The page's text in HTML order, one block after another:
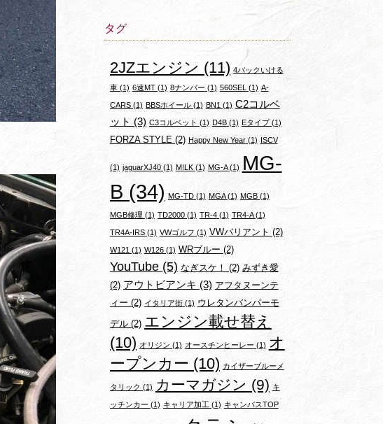
タグ
2JZエンジン (11) 4バックいける
車 (1) 6速MT(1) 8ナンバー (1) 560SEL (1) A-
CARS(1) BBSホイール(1) BN1 (1) C2コルベ
ット (3) C3コルベット (1) D4B(1) Eタイプ(1)
FORZA STYLE (2) Happy New Year(1) ISCV
(1) jaguarXJ40(1) M!LK(1) MG-A(1) MG-
B (34) MG-TD(1) MGA(1) MGB(1)
MGB修理 (1) TD2000(1) TR-4(1) TR4-A(1)
TR4A-IRS(1) VWゴルフ (1) VWバリアント (2)
W121 (1) W126(1) WRブルー (2)
YouTube(5) なぎスケ！ (2) みずき愛
(2) アウトビアンキ (3) アフタヌーンテ
ィー (2) イタリア街(1) ウレタンバンパーモ
デル(2) エンジン載せ替え
(10) オリジン (1) オースチンヒーレー (1) オ
ープンカー (10) カイザーブルーメ
タリック (1) カーマガジン (9) キ
ッチンカー (1) キャリア加工 (1) キャンバスTOP